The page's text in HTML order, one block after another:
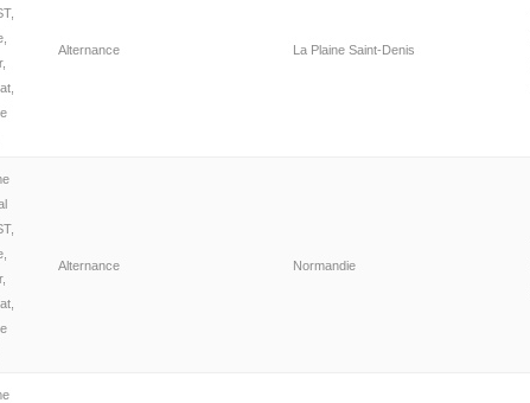
Alternance La Plaine Saint-Denis
Alternance Normandie